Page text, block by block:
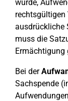
wurde,
rechtsgültigen
ausdrückliche
muss die
Ermächtigung
Bei der
Sachspende